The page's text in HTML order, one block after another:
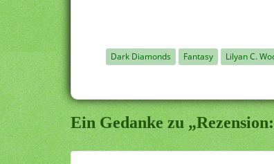
Dark Diamonds Fantasy Lilyan C.
Ein Gedanke zu